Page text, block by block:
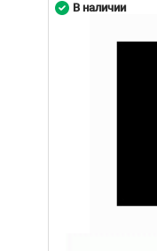
В наличии